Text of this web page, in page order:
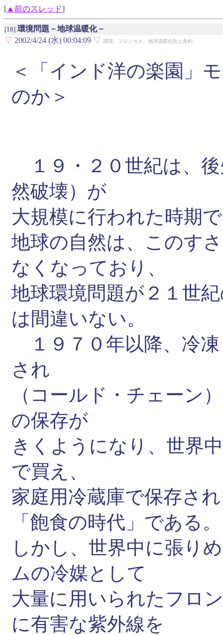
[ ▲前のスレッド]
[18] 環境問題－地球温暖化－
▽ 2002/4/24 (水) 00:04:09 ▽ 環境、フロンガス、地球温暖化防止条約
＜「インド洋の楽園」
のか＞
１９・２０世紀は、
然破壊）が
大規模に行われた時期
地球の自然は、このす
なくなっており、
地球環境問題が２１世
は間違いない。
１９７０年以降、冷
され
（コールド・チェーン
の保存が
きくようになり、世界
で買え、
家庭用冷蔵庫で保存さ
「飽食の時代」である。
しかし、世界中に張り
ムの冷媒として
大量に用いられたフロ
に有害な紫外線を